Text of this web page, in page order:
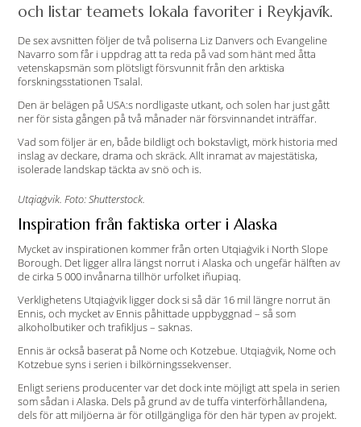
och listar teamets lokala favoriter i Reykjavík.
De sex avsnitten följer de två poliserna Liz Danvers och Evangeline
Navarro som får i uppdrag att ta reda på vad som hänt med åtta
vetenskapsmän som plötsligt försvunnit från den arktiska
forskningsstationen Tsalal.
Den är belägen på USA:s nordligaste utkant, och solen har just gått
ner för sista gången på två månader när försvinnandet inträffar.
Vad som följer är en, både bildligt och bokstavligt, mörk historia med
inslag av deckare, drama och skräck. Allt inramat av majestätiska,
isolerade landskap täckta av snö och is.
Utqiaġvik. Foto: Shutterstock.
Inspiration från faktiska orter i Alaska
Mycket av inspirationen kommer från orten Utqiaġvik i North Slope
Borough. Det ligger allra längst norrut i Alaska och ungefär hälften av
de cirka 5 000 invånarna tillhör urfolket iñupiaq.
Verklighetens Utqiaġvik ligger dock si så där 16 mil längre norrut än
Ennis, och mycket av Ennis påhittade uppbyggnad – så som
alkoholbutiker och trafikljus – saknas.
Ennis är också baserat på Nome och Kotzebue. Utqiaġvik, Nome och
Kotzebue syns i serien i bilkörningssekvenser.
Enligt seriens producenter var det dock inte möjligt att spela in serien
som sådan i Alaska. Dels på grund av de tuffa vinterförhållandena,
dels för att miljöerna är för otillgängliga för den här typen av projekt.